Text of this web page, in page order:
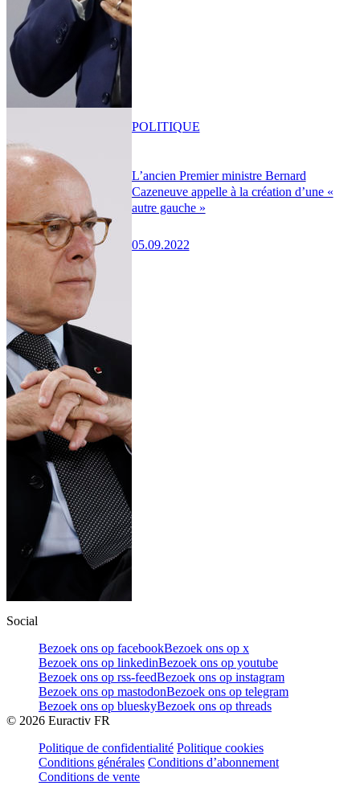
L’ancien Premier ministre Bernard
Cazeneuve appelle à la création d’une «
autre gauche »
05.09.2022
POLITIQUE
Social
Bezoek ons op facebookBezoek ons op x
Bezoek ons op linkedinBezoek ons op youtube
Bezoek ons op rss-feedBezoek ons op instagram
Bezoek ons op mastodonBezoek ons op telegram
Bezoek ons op blueskyBezoek ons op threads
© 2026 Euractiv FR
Politique de confidentialité Politique cookies
Conditions générales Conditions d’abonnement
Conditions de vente